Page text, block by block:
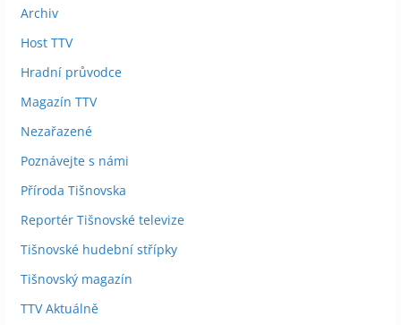
Archiv
Host TTV
Hradní průvodce
Magazín TTV
Nezařazené
Poznávejte s námi
Příroda Tišnovska
Reportér Tišnovské televize
Tišnovské hudební střípky
Tišnovský magazín
TTV Aktuálně